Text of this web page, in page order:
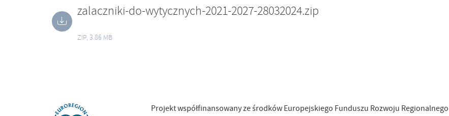
zalaczniki-do-wytycznych-2021-2027-28032024.zip
ZIP, 3.86 MB
Projekt współfinansowany ze środków Europejskiego Funduszu Rozwoju Regionalnego